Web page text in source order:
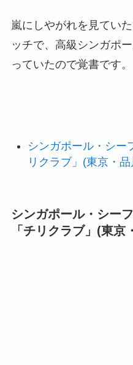
嵐にしやがれを見てい
ッチで、高級シンガポ
っていたので覚書です。
シンガポール・シー
リクラブ」(東京・品
シンガポール・シー
「チリクラブ」(東京